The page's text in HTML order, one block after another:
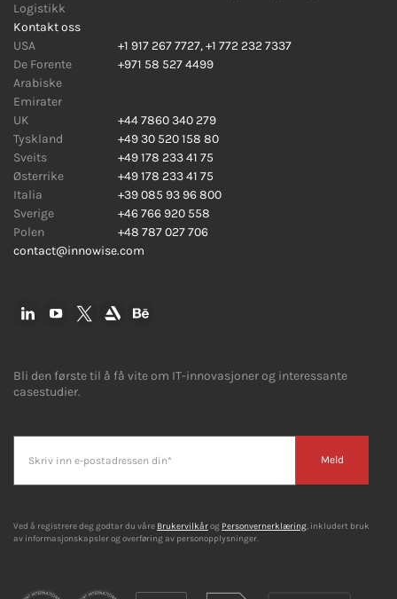
Logistikk
Kontakt oss
USA
+1 917 267 7727,+1 772 232 7337
De Forente
Arabiske
Emirater
+971 58 527 4499
UK
+44 7860 340 279
Tyskland
+49 30 520 158 80
Sveits
+49 178 233 41 75
Østerrike
+49 178 233 41 75
Italia
+39 085 93 96 800
Sverige
+46 766 920 558
Polen
+48 787 027 706
contact@innowise.com
Bli den første til å få vite om IT-innovasjoner og interessante
casestudier.
Meld
Ved å registrere deg godtar du våre Brukervilkårog Personvernerklæring, inkludert bruk
av informasjonskapsler og overføring av personopplysninger.